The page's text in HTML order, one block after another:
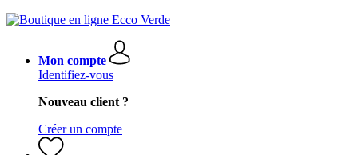
Mon compte
Identifiez-vous
Nouveau client ?
Créer un compte